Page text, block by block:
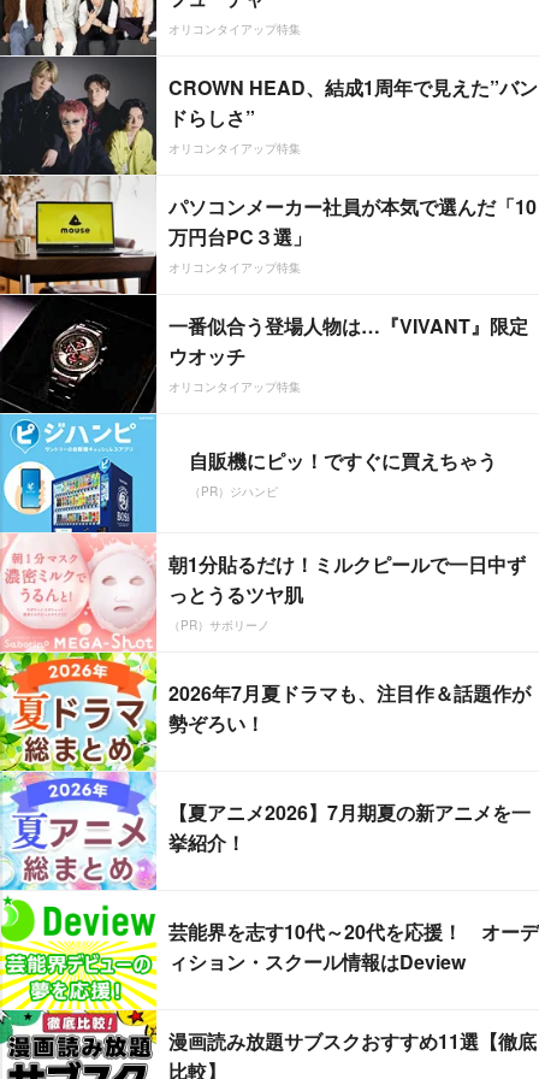
オリコンタイアップ特集
CROWN HEAD、結成1周年で見えた”バン
ドらしさ”
オリコンタイアップ特集
パソコンメーカー社員が本気で選んだ「10
万円台PC３選」
オリコンタイアップ特集
一番似合う登場人物は…『VIVANT』限定
ウオッチ
オリコンタイアップ特集
自販機にピッ！ですぐに買えちゃう
（PR）ジハンピ
朝1分貼るだけ！ミルクピールで一日中ず
っとうるツヤ肌
（PR）サボリーノ
2026年7月夏ドラマも、注目作＆話題作が
勢ぞろい！
【夏アニメ2026】7月期夏の新アニメを一
挙紹介！
芸能界を志す10代～20代を応援！ オーデ
ィション・スクール情報はDeview
漫画読み放題サブスクおすすめ11選【徹底
比較】